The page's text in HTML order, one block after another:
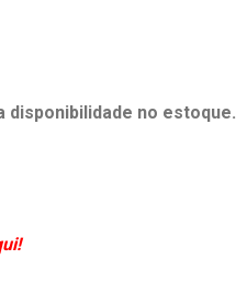
no estoque.